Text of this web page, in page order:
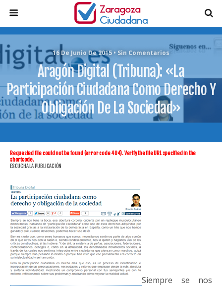
16 De Junio De 2015 • Sin Comentarios
Aragón Digital (Tribuna): «La
Participación Ciudadana Como Derecho Y
Obligación De La Sociedad»
Requested file could not be found (error code 404). Verify the file URL specified in the
shortcode.
ESCUCHA LA PUBLICACIÓN
Siempre se nos